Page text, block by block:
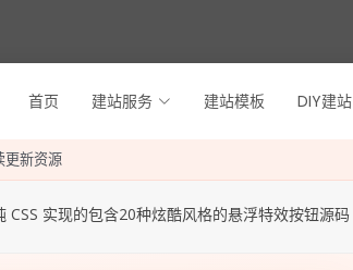
首页 建站服务 建站模板 DIY建站
更新资源
CSS 实现的包含20种炫酷风格的悬浮特效按钮源码